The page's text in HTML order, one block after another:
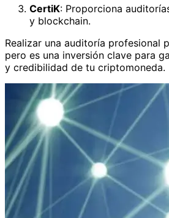
CertiK: Proporciona
y blockchain.
Realizar una auditoría profesional
pero es una inversión clave para
y credibilidad de tu criptomoneda.